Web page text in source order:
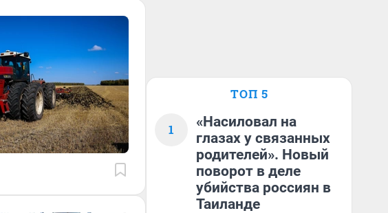
ТОП 5
1
«Насиловал на
глазах у связанных
родителей». Новый
поворот в деле
убийства россиян в
Таиланде